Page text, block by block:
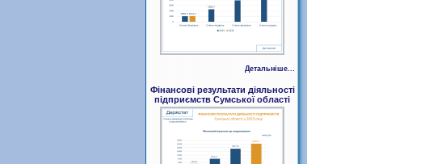
Детальніше...
Фінансові результати діяльності
підприємств Сумської області